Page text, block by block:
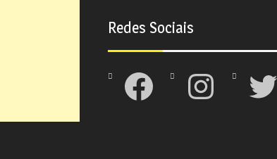
Redes Sociais
Facebook Instagram Twitter